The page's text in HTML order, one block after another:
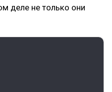
деле не только они